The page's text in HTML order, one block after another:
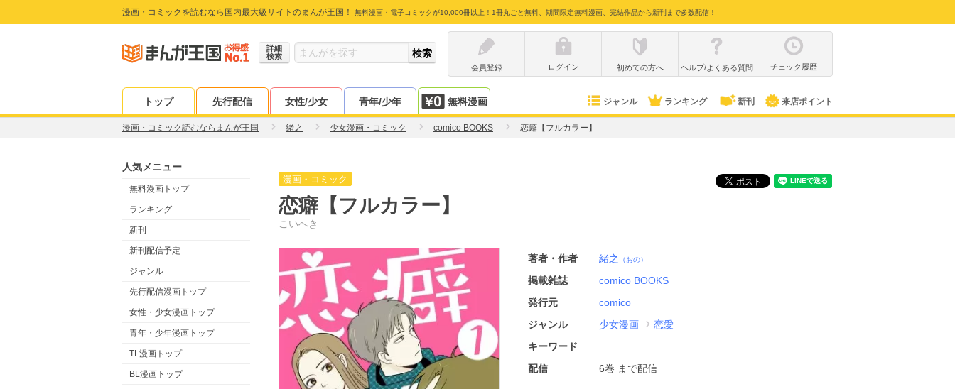
漫画・コミックを読むなら国内最大級サイトのまんが王国！ 無料漫画・電子コミックが10,000冊以上！1冊丸ごと無料、期間限定無料漫画、完結作品から新刊まで多数配信！
詳細
検索
会員登録
ログイン 初めての方へ ヘルプ/よくある質問 チェック履歴
トップ 先行配信 女性/少女 青年/少年 無料漫画 ジャンル ランキング 新刊 来店ポイント
漫画・コミック読むならまんが王国 緒之 少女漫画・コミック comico BOOKS 恋癖【フルカラー】
人気メニュー
無料漫画トップ
ランキング
新刊
新刊配信予定
ジャンル
先行配信漫画トップ
女性・少女漫画トップ
青年・少年漫画トップ
TL漫画トップ
BL漫画トップ
漫画・コミック
恋癖【フルカラー】
こいへき
著者・作者 緒之 （おの）
掲載雑誌
comico BOOKS
発行元
comico
ジャンル
少女漫画
恋愛
キーワード
配信
6巻 まで配信